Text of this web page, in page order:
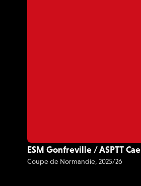
ESM Gonfreville / ASPTT Caen